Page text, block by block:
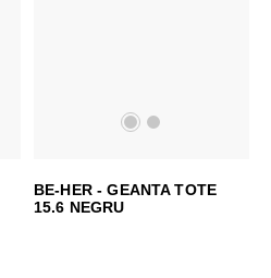
BE-HER - GEANTA TOTE
15.6 NEGRU